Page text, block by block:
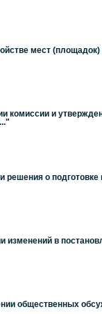
мест
комиссии и
о
в
общественных